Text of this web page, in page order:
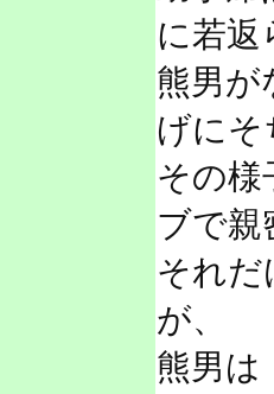
に若返
熊男が
げにそ
その様
ブで親
それ
が、
熊男